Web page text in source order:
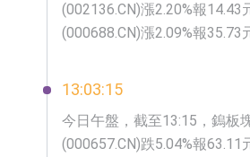
(002136.CN)漲2.20%報14.43
(000688.CN)漲2.09%報35.73
13:03:15
今日午盤，截至13:15，鎢板
(000657.CN)跌5.04%報63.11